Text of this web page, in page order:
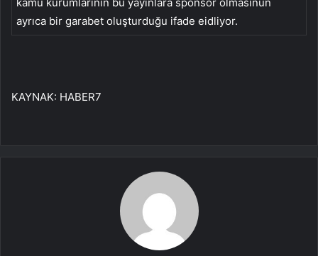
ayrıca bir garabet oluşturduğu ifade eidliyor.
KAYNAK: HABER7